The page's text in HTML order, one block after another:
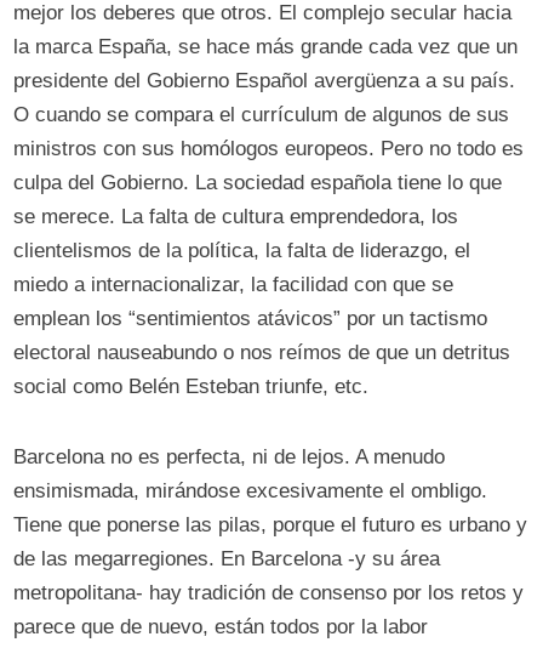
mejor los deberes que otros. El complejo secular hacia
la marca España, se hace más grande cada vez que un
presidente del Gobierno Español avergüenza a su país.
O cuando se compara el currículum de algunos de sus
ministros con sus homólogos europeos. Pero no todo es
culpa del Gobierno. La sociedad española tiene lo que
se merece. La falta de cultura emprendedora, los
clientelismos de la política, la falta de liderazgo, el
miedo a internacionalizar, la facilidad con que se
emplean los “sentimientos atávicos” por un tactismo
electoral nauseabundo o nos reímos de que un detritus
social como Belén Esteban triunfe, etc.
Barcelona no es perfecta, ni de lejos. A menudo
ensimismada, mirándose excesivamente el ombligo.
Tiene que ponerse las pilas, porque el futuro es urbano y
de las megarregiones. En Barcelona -y su área
metropolitana- hay tradición de consenso por los retos y
parece que de nuevo, están todos por la labor